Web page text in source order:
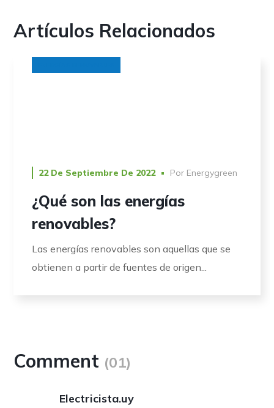
Artículos Relacionados
22 De Septiembre De 2022 Por Energygreen
¿Qué son las energías
renovables?
Las energías renovables son aquellas que se
obtienen a partir de fuentes de origen...
Comment (01)
Electricista.uy